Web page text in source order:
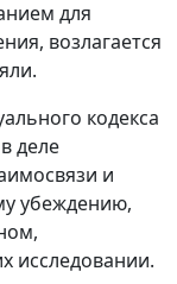
для
возлагается
кодекса
деле
и
убеждению,
исследовании.